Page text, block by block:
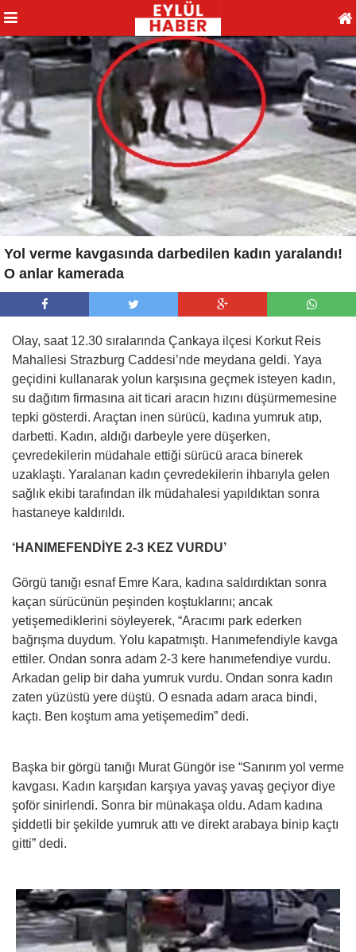
Yol verme kavgasında darbedilen kadın yaralandı!
O anlar kamerada
Olay, saat 12.30 sıralarında Çankaya ilçesi Korkut Reis
Mahallesi Strazburg Caddesi’nde meydana geldi. Yaya
geçidini kullanarak yolun karşısına geçmek isteyen kadın,
su dağıtım firmasına ait ticari aracın hızını düşürmemesine
tepki gösterdi. Araçtan inen sürücü, kadına yumruk atıp,
darbetti. Kadın, aldığı darbeyle yere düşerken,
çevredekilerin müdahale ettiği sürücü araca binerek
uzaklaştı. Yaralanan kadın çevredekilerin ihbarıyla gelen
sağlık ekibi tarafından ilk müdahalesi yapıldıktan sonra
hastaneye kaldırıldı.
‘HANIMEFENDİYE 2-3 KEZ VURDU’
Görgü tanığı esnaf Emre Kara, kadına saldırdıktan sonra
kaçan sürücünün peşinden koştuklarını; ancak
yetişemediklerini söyleyerek, “Aracımı park ederken
bağrışma duydum. Yolu kapatmıştı. Hanımefendiyle kavga
ettiler. Ondan sonra adam 2-3 kere hanımefendiye vurdu.
Arkadan gelip bir daha yumruk vurdu. Ondan sonra kadın
zaten yüzüstü yere düştü. O esnada adam araca bindi,
kaçtı. Ben koştum ama yetişemedim” dedi.
Başka bir görgü tanığı Murat Güngör ise “Sanırım yol verme
kavgası. Kadın karşıdan karşıya yavaş yavaş geçiyor diye
şoför sinirlendi. Sonra bir münakaşa oldu. Adam kadına
şiddetli bir şekilde yumruk attı ve direkt arabaya binip kaçtı
gitti” dedi.